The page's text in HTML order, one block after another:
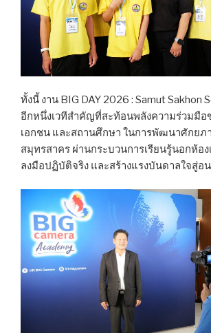
ทั้งนี้ งาน BIG DAY 2026 : Samut Sakhon
อีกหนึ่งเวทีสำคัญที่สะท้อนพลังความร่วมมือ
เอกชน และสถานศึกษา ในการพัฒนาศักยภ
สมุทรสาคร ผ่านกระบวนการเรียนรู้นอกห้อง
ลงมือปฏิบัติจริง และสร้างแรงบันดาลใจสู่อ